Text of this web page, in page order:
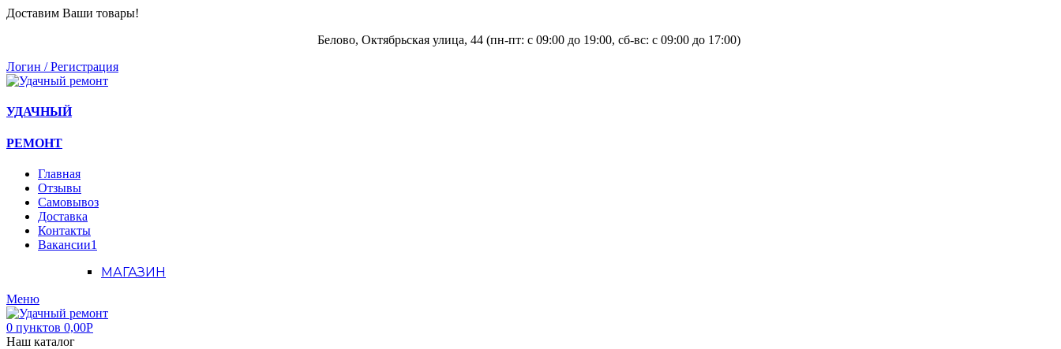
Доставим Ваши товары!
Белово, Октябрьская улица, 44 (пн-пт: с 09:00 до 19:00, сб-вс: с 09:00 до 17:00)
Логин / Регистрация
УДАЧНЫЙ
РЕМОНТ
Главная
Отзывы
Самовывоз
Доставка
Контакты
Вакансии1
МАГАЗИН
Меню
0 пунктов 0,00Р
Наш каталог